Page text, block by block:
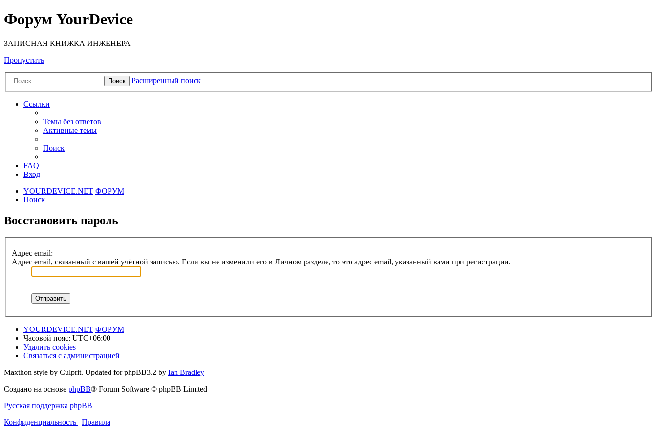
Форум YourDevice
ЗАПИСНАЯ КНИЖКА ИНЖЕНЕРА
Пропустить
Поиск Расширенный поиск
Ссылки
Темы без ответов
Активные темы
Поиск
FAQ
Вход
YOURDEVICE.NET ФОРУМ
Поиск
Восстановить пароль
Адрес email:
Адрес email, связанный с вашей учётной записью. Если вы не изменили его в Личном разделе, то это адрес email, указанный вами при регистрации.
YOURDEVICE.NET ФОРУМ
Часовой пояс: UTC+06:00
Удалить cookies
Связаться с администрацией
Maxthon style by Culprit. Updated for phpBB3.2 by Ian Bradley
Создано на основе phpBB® Forum Software © phpBB Limited
Русская поддержка phpBB
Конфиденциальность | Правила